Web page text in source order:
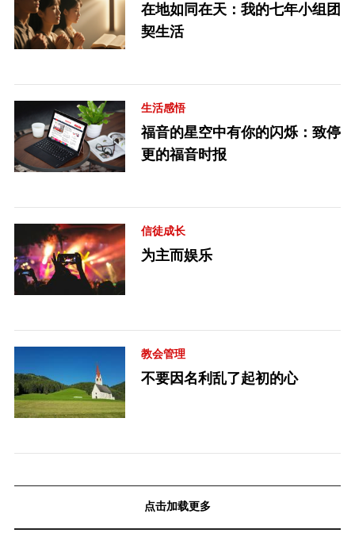
在地如同在天：我的七年小组团
契生活
生活感悟
福音的星空中有你的闪烁：致停
更的福音时报
信徒成长
为主而娱乐
教会管理
不要因名利乱了起初的心
点击加载更多